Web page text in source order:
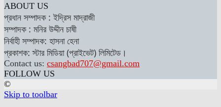
ABOUT US
প্রধান সম্পাদক : ইদ্রিস মাদ্রাজী
সম্পাদক : মনির উদ্দীন চাষী
নির্বাহী সম্পাদক: হাসনা হেনা
প্রকাশক: স্টার মিডিয়া (প্রাইভেট) লিমিটেড।
Contact us: csangbad707@gmail.com
FOLLOW US
©
Skip to toolbar